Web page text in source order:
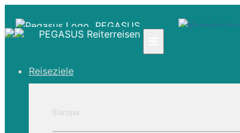
PEGASUS
☎ +41 61 303 31 00
PEGASUS Reiterreisen
Reiseziele